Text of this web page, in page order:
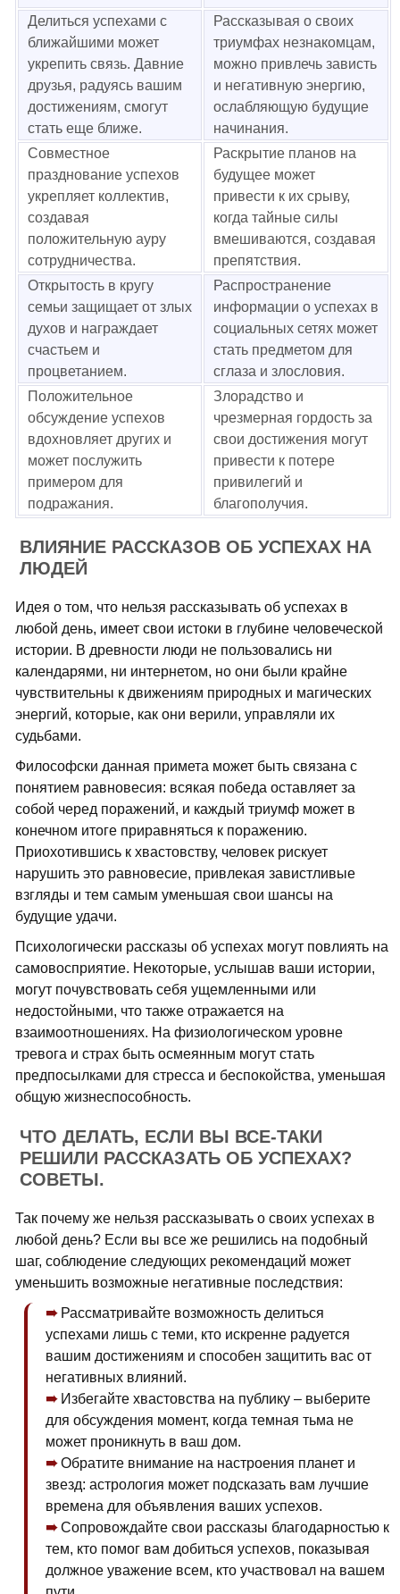
Делиться успехами с
ближайшими может
укрепить связь. Давние
друзья, радуясь вашим
достижениям, смогут
стать еще ближе.
Рассказывая о своих
триумфах незнакомцам,
можно привлечь зависть
и негативную энергию,
ослабляющую будущие
начинания.
Совместное
празднование успехов
укрепляет коллектив,
создавая
положительную ауру
сотрудничества.
Раскрытие планов на
будущее может
привести к их срыву,
когда тайные силы
вмешиваются, создавая
препятствия.
Открытость в кругу
семьи защищает от злых
духов и награждает
счастьем и
процветанием.
Распространение
информации о успехах в
социальных сетях может
стать предметом для
сглаза и злословия.
Положительное
обсуждение успехов
вдохновляет других и
может послужить
примером для
подражания.
Злорадство и
чрезмерная гордость за
свои достижения могут
привести к потере
привилегий и
благополучия.
ВЛИЯНИЕ РАССКАЗОВ ОБ УСПЕХАХ НА
ЛЮДЕЙ
Идея о том, что нельзя рассказывать об успехах в
любой день, имеет свои истоки в глубине человеческой
истории. В древности люди не пользовались ни
календарями, ни интернетом, но они были крайне
чувствительны к движениям природных и магических
энергий, которые, как они верили, управляли их
судьбами.
Философски данная примета может быть связана с
понятием равновесия: всякая победа оставляет за
собой черед поражений, и каждый триумф может в
конечном итоге приравняться к поражению.
Приохотившись к хвастовству, человек рискует
нарушить это равновесие, привлекая завистливые
взгляды и тем самым уменьшая свои шансы на
будущие удачи.
Психологически рассказы об успехах могут повлиять на
самовосприятие. Некоторые, услышав ваши истории,
могут почувствовать себя ущемленными или
недостойными, что также отражается на
взаимоотношениях. На физиологическом уровне
тревога и страх быть осмеянным могут стать
предпосылками для стресса и беспокойства, уменьшая
общую жизнеспособность.
ЧТО ДЕЛАТЬ, ЕСЛИ ВЫ ВСЕ-ТАКИ
РЕШИЛИ РАССКАЗАТЬ ОБ УСПЕХАХ?
СОВЕТЫ.
Так почему же нельзя рассказывать о своих успехах в
любой день? Если вы все же решились на подобный
шаг, соблюдение следующих рекомендаций может
уменьшить возможные негативные последствия:
Рассматривайте возможность делиться
успехами лишь с теми, кто искренне радуется
вашим достижениям и способен защитить вас от
негативных влияний.
Избегайте хвастовства на публику – выберите
для обсуждения момент, когда темная тьма не
может проникнуть в ваш дом.
Обратите внимание на настроения планет и
звезд: астрология может подсказать вам лучшие
времена для объявления ваших успехов.
Сопровождайте свои рассказы благодарностью к
тем, кто помог вам добиться успехов, показывая
должное уважение всем, кто участвовал на вашем